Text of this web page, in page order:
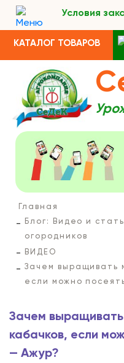
Условия
КАТАЛОГ ТОВАРОВ
Главная
Блог: Видео и
огородников
ВИДЕО
Зачем выращивать
если можно
Зачем
кабачков, если
— Ажур?